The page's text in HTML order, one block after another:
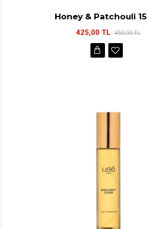
Honey & Patchouli 15
425,00 TL 450,00 TL